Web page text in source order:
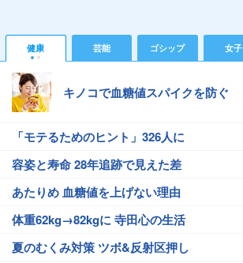
健康 芸能 ゴシップ 女子
キノコで血糖値スパイクを防ぐ
「モテるためのヒント」326人に
容姿と寿命 28年追跡で見えた差
あたりめ 血糖値を上げない理由
体重62kg→82kgに 寺田心の生活
夏のむくみ対策 ツボ&反射区押し